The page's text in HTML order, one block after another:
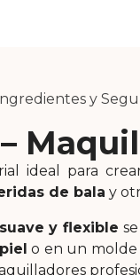
y
ideal para
de bala y
y flexible
o en un molde